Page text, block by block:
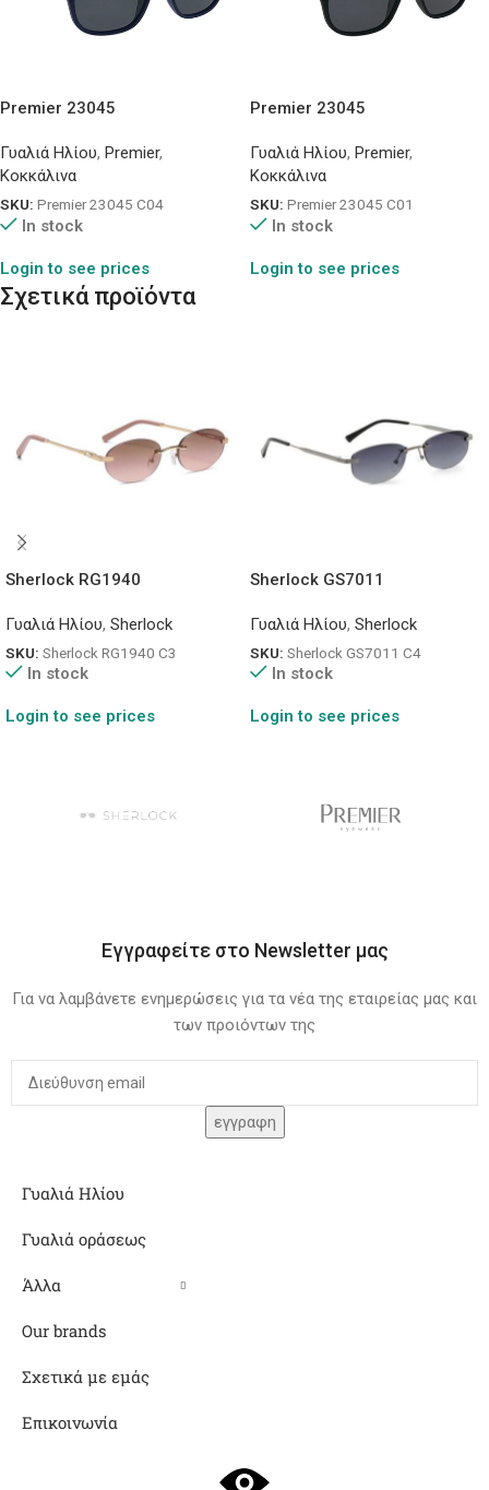
Premier 23045
Γυαλιά Ηλίου, Premier,
Κοκκάλινα
SKU: Premier 23045 C04
In stock
Login to see prices
Premier 23045
Γυαλιά Ηλίου, Premier,
Κοκκάλινα
SKU: Premier 23045 C01
In stock
Login to see prices
Σχετικά προϊόντα
Sherlock RG1940
Γυαλιά Ηλίου, Sherlock
SKU: Sherlock RG1940 C3
In stock
Login to see prices
Sherlock GS7011
Γυαλιά Ηλίου, Sherlock
SKU: Sherlock GS7011 C4
In stock
Login to see prices
Εγγραφείτε στο Newsletter μας
Για να λαμβάνετε ενημερώσεις για τα νέα της εταιρείας μας και
των προιόντων της
Γυαλιά Ηλίου
Γυαλιά οράσεως
Άλλα
Our brands
Σχετικά με εμάς
Επικοινωνία